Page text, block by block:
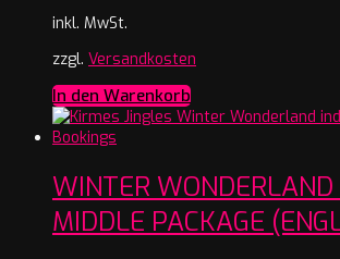
inkl. MwSt.
zzgl. Versandkosten
In den Warenkorb
WINTER WONDERLAND
MIDDLE PACKAGE